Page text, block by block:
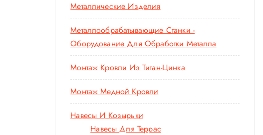
Металлические Изделия
Металлообрабатывающие Станки -
Оборудование Для Обработки Металла
Монтаж Кровли Из Титан-Цинка
Монтаж Медной Кровли
Навесы И Козырьки
Навесы Для Террас